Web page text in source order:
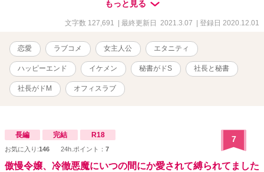
はそのドSなお前の瞳だ」 人の話を聞け！ それより赤の他人に向か
って頬を染めながら、ドSなお前の瞳が好きとか言っちゃう？
ちゃうぞ？」 「ご・じ・ゆ・う・に」（笑顔） 嫌ってくれた方が助
かるし。 「紗那っ。あぁー、その冷たい眼差し、たまらんっ。好き
だ！ 仕方がないから俺がお前と付き合ってやる。有難く思え」
「社長、書類に早くハンコ押してください」（笑顔） 「ハンコが欲
しけりゃ、俺と付き合え」 「では、本日付で退社させていただきま
す」（笑顔） 「Oh,NO！」 断っても、断っても、折れないメンタ
女の苦悩の日々は、残念ながらどこまでも続いていきそうな予感。
そんな成彰は、長身・ルックス良し・仕事は大変優秀のコスパ最良
花丸男に認定されているから、次から次へと女性が寄ってくる！ 新
商品開発締切を目前に、取引先社長から、ご令嬢との縁談が成彰に
もっと見る
文字数 127,691 | 最終更新日 2021.3.07 | 登録日 2020.12.01
恋愛 ラブコメ 女主人公 エタニティ
ハッピーエンド イケメン 秘書がドS 社長と秘書
社長がドM オフィスラブ
長編 完結 R18
お気に入り:146 24h.ポイント： 7
7
傲慢令嬢、冷徹悪魔にいつの間にか愛されて縛られてました